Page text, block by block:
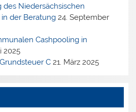
des Niedersächsischen
der Beratung 24. September
Cashpooling in
2025
C 21. März 2025